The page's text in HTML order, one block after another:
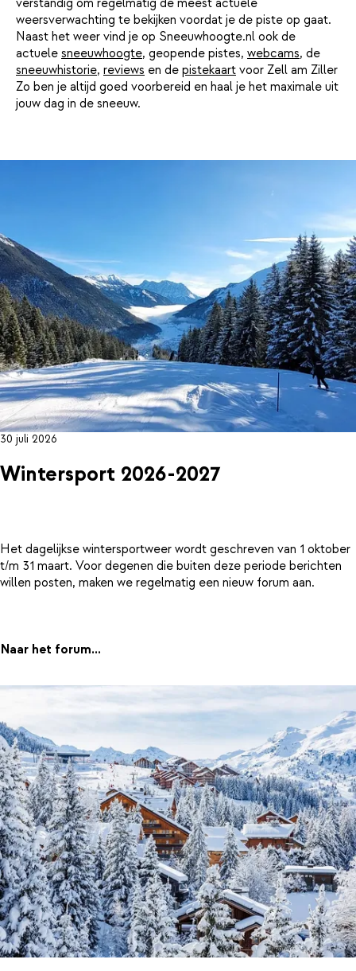
weersverwachting te bekijken voordat je de piste op gaat.
Naast het weer vind je op Sneeuwhoogte.nl ook de
actuele sneeuwhoogte, geopende pistes, webcams, de
sneeuwhistorie, reviews en de pistekaart voor Zell am Ziller
Zo ben je altijd goed voorbereid en haal je het maximale uit
jouw dag in de sneeuw.
30 juli 2026
Wintersport 2026-2027
Het dagelijkse wintersportweer wordt geschreven van 1 oktober
t/m 31 maart. Voor degenen die buiten deze periode berichten
willen posten, maken we regelmatig een nieuw forum aan.
Naar het forum...